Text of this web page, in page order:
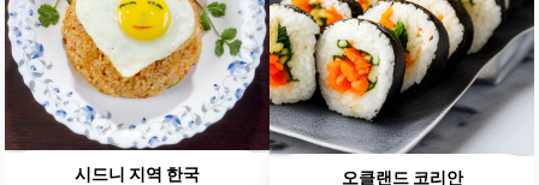
시드니 지역 한국
오클랜드 코리안